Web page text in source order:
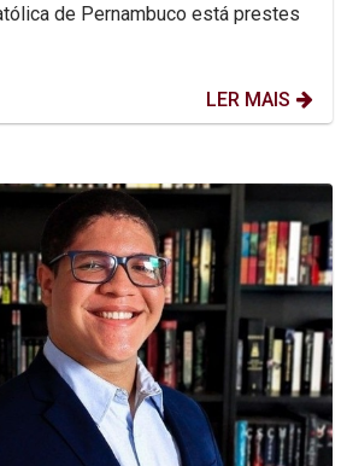
de Pernambuco está prestes
LER MAIS